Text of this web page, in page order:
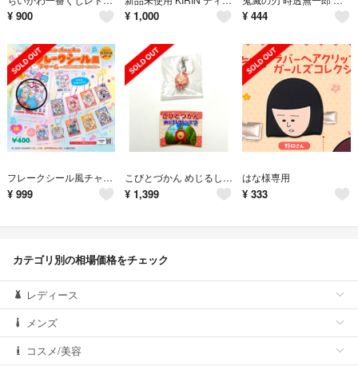
¥ 900 ¥ 1,000 ¥ 444
フレークシール風チャーム ガチャ
¥ 999
こびとづかん めじるしフレンズ2 シークレット カクレモモジリ
¥ 1,399
はな様専用
¥ 333
カテゴリ別の相場価格をチェック
レディース
メンズ
コスメ/美容